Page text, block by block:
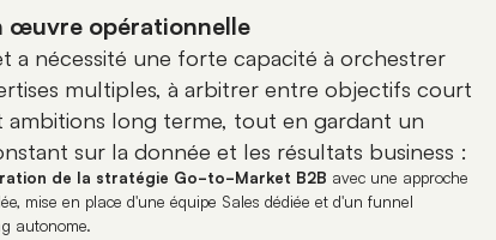
œuvre opérationnelle
a nécessité une forte capacité à orchestrer
multiples, à arbitrer entre objectifs court
ambitions long terme, tout en gardant un
sur la donnée et les résultats business :
de la stratégie Go-to-Market B2B avec une approche
mise en place d'une équipe Sales dédiée et d'un funnel
autonome.